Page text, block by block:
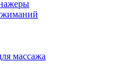
массажа